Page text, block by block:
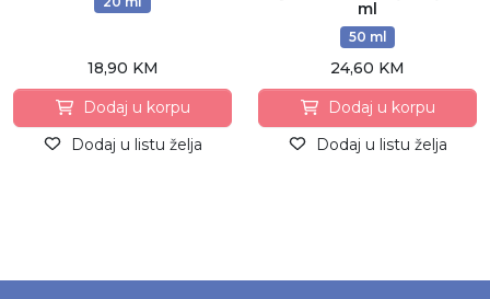
18,90 KM
Dodaj u korpu
Dodaj u listu želja
ml
50 ml
24,60 KM
Dodaj u korpu
Dodaj u listu želja